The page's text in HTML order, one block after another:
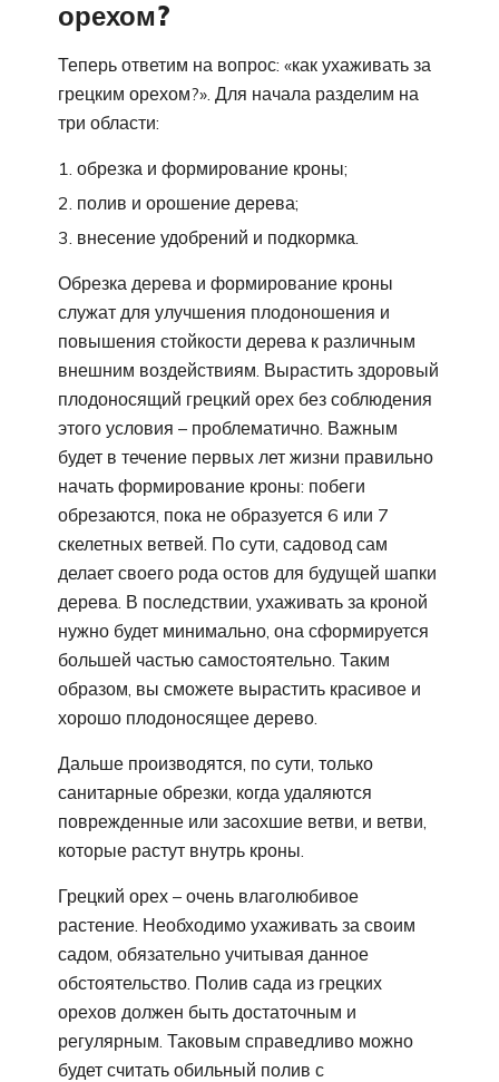
орехом?
Теперь ответим на вопрос: «как ухаживать за
грецким орехом?». Для начала разделим на
три области:
обрезка и формирование кроны;
полив и орошение дерева;
внесение удобрений и подкормка.
Обрезка дерева и формирование кроны
служат для улучшения плодоношения и
повышения стойкости дерева к различным
внешним воздействиям. Вырастить здоровый
плодоносящий грецкий орех без соблюдения
этого условия – проблематично. Важным
будет в течение первых лет жизни правильно
начать формирование кроны: побеги
обрезаются, пока не образуется 6 или 7
скелетных ветвей. По сути, садовод сам
делает своего рода остов для будущей шапки
дерева. В последствии, ухаживать за кроной
нужно будет минимально, она сформируется
большей частью самостоятельно. Таким
образом, вы сможете вырастить красивое и
хорошо плодоносящее дерево.
Дальше производятся, по сути, только
санитарные обрезки, когда удаляются
поврежденные или засохшие ветви, и ветви,
которые растут внутрь кроны.
Грецкий орех – очень влаголюбивое
растение. Необходимо ухаживать за своим
садом, обязательно учитывая данное
обстоятельство. Полив сада из грецких
орехов должен быть достаточным и
регулярным. Таковым справедливо можно
будет считать обильный полив с